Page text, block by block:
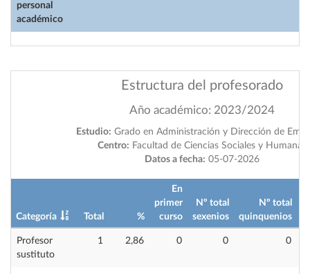
personal
académico
Estructura del profesorado
Año académico: 2023/2024
Estudio: Grado en Administración y Dirección de
Centro: Facultad de Ciencias Sociales y Humanas
Datos a fecha: 05-07-2026
Categoría Total %
En
primer
curso
Nº total
sexenios
Nº total
quinquenios
Profesor
sustituto
1 2,86 0 0 0